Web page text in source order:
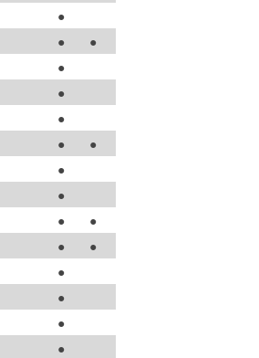
●
●
●
●
●
●
●
●
●
●
●
●
●
●
●
●
●
●